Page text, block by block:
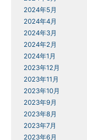
2024年5月
2024年4月
2024年3月
2024年2月
2024年1月
2023年12月
2023年11月
2023年10月
2023年9月
2023年8月
2023年7月
2023年6月